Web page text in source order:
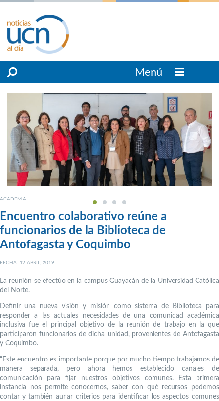
Menú
ACADEMIA
Encuentro colaborativo reúne a
funcionarios de la Biblioteca de
Antofagasta y Coquimbo
FECHA: 12 ABRIL, 2019
La reunión se efectúo en la campus Guayacán de la Universidad Católica
del Norte.
Definir una nueva visión y misión como sistema de Biblioteca para
responder a las actuales necesidades de una comunidad académica
inclusiva fue el principal objetivo de la reunión de trabajo en la que
participaron funcionarios de dicha unidad, provenientes de Antofagasta
y Coquimbo.
“Este encuentro es importante porque por mucho tiempo trabajamos de
manera separada, pero ahora hemos establecido canales de
comunicación para fijar nuestros objetivos comunes. Esta primera
instancia nos permite conocernos, saber con qué recursos podemos
contar y también aunar criterios para identificar los aspectos comunes